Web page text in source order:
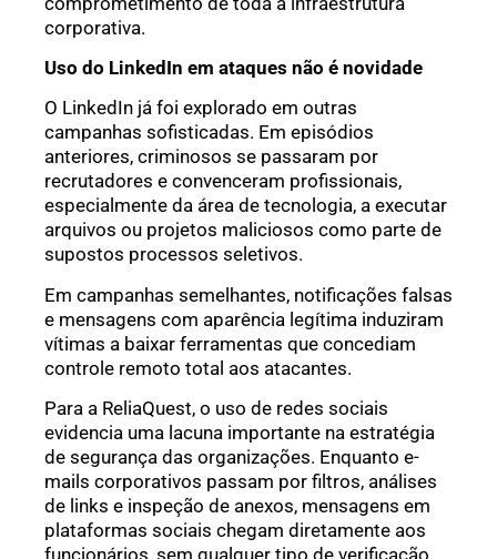
corporativa.
Uso do LinkedIn em ataques não é novidade
O LinkedIn já foi explorado em outras
campanhas sofisticadas. Em episódios
anteriores, criminosos se passaram por
recrutadores e convenceram profissionais,
especialmente da área de tecnologia, a executar
arquivos ou projetos maliciosos como parte de
supostos processos seletivos.
Em campanhas semelhantes, notificações falsas
e mensagens com aparência legítima induziram
vítimas a baixar ferramentas que concediam
controle remoto total aos atacantes.
Para a ReliaQuest, o uso de redes sociais
evidencia uma lacuna importante na estratégia
de segurança das organizações. Enquanto e-
mails corporativos passam por filtros, análises
de links e inspeção de anexos, mensagens em
plataformas sociais chegam diretamente aos